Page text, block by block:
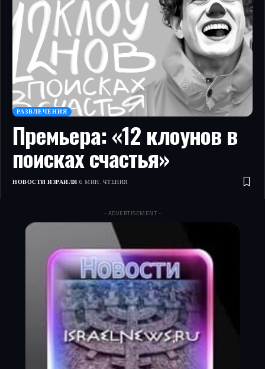
РАЗВЛЕЧЕНИЯ
Премьера: «12 клоунов в
поисках счастья»
НОВОСТИ ИЗРАИЛЯ 6 МИН. ЧТЕНИЯ
- ADVERTISEMENT -